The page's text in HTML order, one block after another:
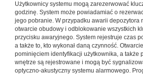
Użytkownicy systemu mogą zarezerwować
godzinę. System może powiadamiać o
jego pobranie. W przypadku awarii depozytora
otwarcie obudowy i odblokowanie wszystkich
przycisku awaryjnego. System rejestruje czas
a także to, kto wykonał daną czynność.
pominięciem identyfikacji użytkownika, a także
wnętrze są rejestrowane i mogą być
optyczno-akustyczny systemu alarmowego.